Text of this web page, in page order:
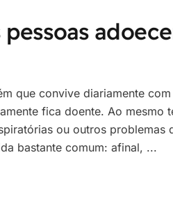
que convive diariamente
fica doente. Ao mesmo
ou outros problemas
bastante comum: afinal, ...